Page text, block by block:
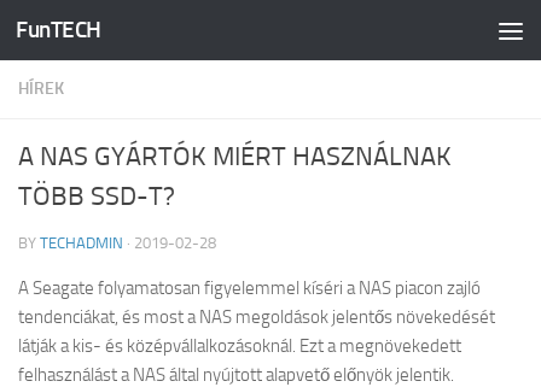
Skip to content
FunTECH
HÍREK
A NAS GYÁRTÓK MIÉRT HASZNÁLNAK
TÖBB SSD-T?
BY TECHADMIN · 2019-02-28
A Seagate folyamatosan figyelemmel kíséri a NAS piacon zajló
tendenciákat, és most a NAS megoldások jelentős növekedését
látják a kis- és középvállalkozásoknál. Ezt a megnövekedett
felhasználást a NAS által nyújtott alapvető előnyök jelentik.